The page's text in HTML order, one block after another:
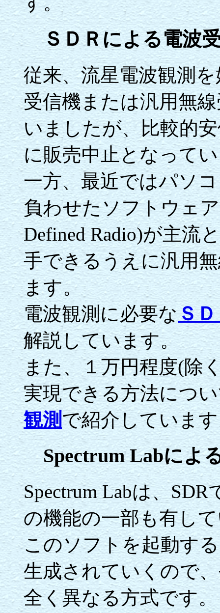
ＳＤＲによる電波
従来、流星電波観測
受信機または汎用無
いましたが、比較的
に販売中止となって
一方、最近ではパソ
負わせたソフトウェ
Defined Radio)が主流
手できるうえに汎用
ます。
電波観測に必要な Ｓ
解説しています。
また、１万円程度(除
実現できる方法につ
観測 で紹介していま
Spectrum Labによる
Spectrum Labは、
の機能の一部も有し
このソフトを起動す
生成されていくので
全く異なる方式です。